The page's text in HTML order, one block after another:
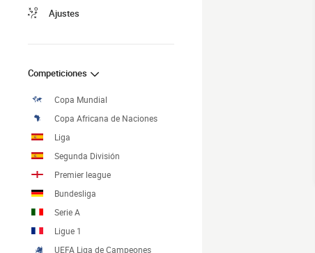
Ajustes
Competiciones
Copa Mundial
Copa Africana de Naciones
Liga
Segunda División
Premier league
Bundesliga
Serie A
Ligue 1
UEFA Liga de Campeones